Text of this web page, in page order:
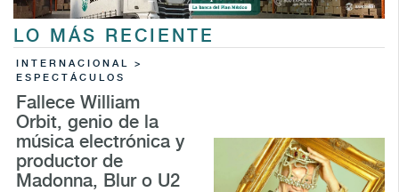
LO MÁS RECIENTE
INTERNACIONAL >
ESPECTÁCULOS
Fallece William
Orbit, genio de la
música electrónica y
productor de
Madonna, Blur o U2